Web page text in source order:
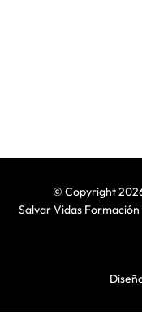
© Copyright
Salvar Vidas